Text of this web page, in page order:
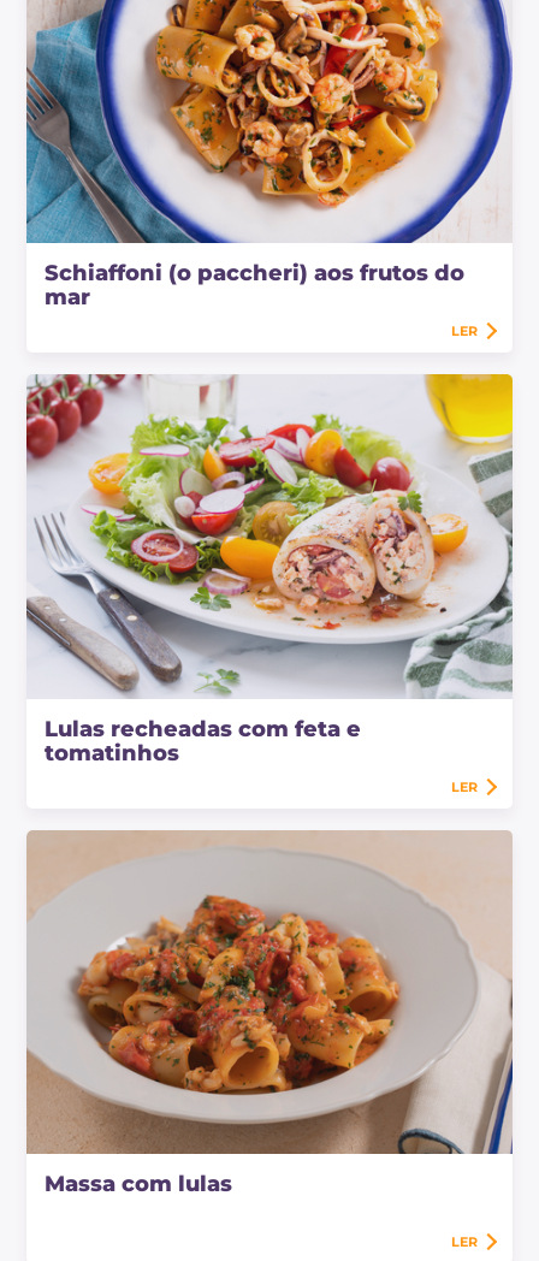
Schiaffoni (o paccheri) aos frutos do
mar
LER
Lulas recheadas com feta e
tomatinhos
LER
Massa com lulas
LER